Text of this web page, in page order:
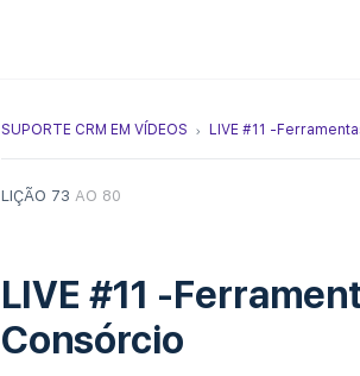
SUPORTE CRM EM VÍDEOS LIVE #11 -
LIÇÃO 73 AO 80
LIVE #11 -
Consórcio